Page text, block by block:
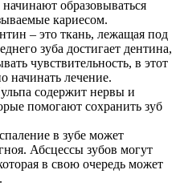
образовываться
кариесом.
– это ткань, лежащая под
зуба достигает дентина,
чувствительность, в этот
начинать лечение.
содержит нервы и
помогают сохранить зуб
в зубе может
Абсцессы зубов могут
в свою очередь может